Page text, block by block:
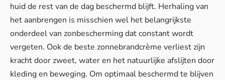
huid de rest van de dag beschermd blijft. Herhaling van
het aanbrengen is misschien wel het belangrijkste
onderdeel van zonbescherming dat constant wordt
vergeten. Ook de beste zonnebrandcrème verliest zijn
kracht door zweet, water en het natuurlijke afslijten door
kleding en beweging. Om optimaal beschermd te blijven